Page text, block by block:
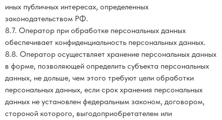
иных публичных интересах, определенных
законодательством РФ.
8.7. Оператор при обработке персональных данных
обеспечивает конфиденциальность персональных данных.
8.8. Оператор осуществляет хранение персональных данных
в форме, позволяющей определить субъекта персональных
данных, не дольше, чем этого требуют цели обработки
персональных данных, если срок хранения персональных
данных не установлен федеральным законом, договором,
стороной которого, выгодоприобретателем или